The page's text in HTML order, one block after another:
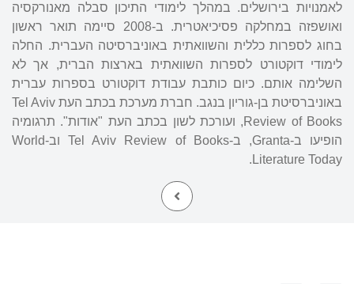
לאמנויות בירושלים. במהלך לימודי התיכון סבלה מאנורקסיה
ואושפזה במחלקה פסיכיאטרית. ב-2008 סיימה תואר ראשון
בחוג לספרות כללית והשוואתית באוניברסיטה העברית. החלה
לימודי דוקטורט לספרות השוואתית בארצות הברית, אך לא
השלימה אותם. כיום כותבת עבודת דוקטורט בספרות עברית
באוניברסיטת בן-גוריון בנגב. חברת מערכת בכתב העת Tel Aviv
Review of Books, ועורכת לשון בכתב העת "אודות". תרגומיה
הופיעו ב-Granta, ב-Tel Aviv Review of Books וב-World
Literature Today.